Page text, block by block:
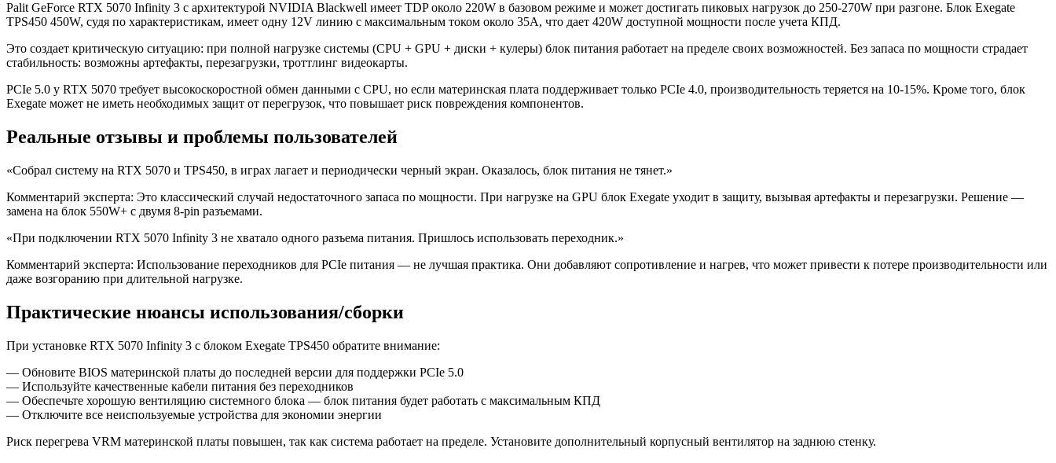
Palit GeForce RTX 5070 Infinity 3 с архитектурой NVIDIA Blackwell имеет TDP около 220W в базовом режиме и может достигать пиковых нагрузок до 250-270W при разгоне. Блок Exegate
TPS450 450W, судя по характеристикам, имеет одну 12V линию с максимальным током около 35A, что дает 420W доступной мощности после учета КПД.
Это создает критическую ситуацию: при полной нагрузке системы (CPU + GPU + диски + кулеры) блок питания работает на пределе своих возможностей. Без запаса по мощности страдает
стабильность: возможны артефакты, перезагрузки, троттлинг видеокарты.
PCIe 5.0 у RTX 5070 требует высокоскоростной обмен данными с CPU, но если материнская плата поддерживает только PCIe 4.0, производительность теряется на 10-15%. Кроме того, блок
Exegate может не иметь необходимых защит от перегрузок, что повышает риск повреждения компонентов.
Реальные отзывы и проблемы пользователей
«Собрал систему на RTX 5070 и TPS450, в играх лагает и периодически черный экран. Оказалось, блок питания не тянет.»
Комментарий эксперта: Это классический случай недостаточного запаса по мощности. При нагрузке на GPU блок Exegate уходит в защиту, вызывая артефакты и перезагрузки. Решение —
замена на блок 550W+ с двумя 8-pin разъемами.
«При подключении RTX 5070 Infinity 3 не хватало одного разъема питания. Пришлось использовать переходник.»
Комментарий эксперта: Использование переходников для PCIe питания — не лучшая практика. Они добавляют сопротивление и нагрев, что может привести к потере производительности или
даже возгоранию при длительной нагрузке.
Практические нюансы использования/сборки
При установке RTX 5070 Infinity 3 с блоком Exegate TPS450 обратите внимание:
— Обновите BIOS материнской платы до последней версии для поддержки PCIe 5.0
— Используйте качественные кабели питания без переходников
— Обеспечьте хорошую вентиляцию системного блока — блок питания будет работать с максимальным КПД
— Отключите все неиспользуемые устройства для экономии энергии
Риск перегрева VRM материнской платы повышен, так как система работает на пределе. Установите дополнительный корпусный вентилятор на заднюю стенку.